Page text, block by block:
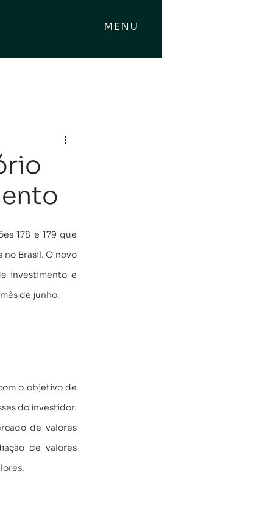
MENU
178 e 179 que
Brasil. O novo
investimento e
de junho.
o objetivo de
do investidor.
de valores
de valores